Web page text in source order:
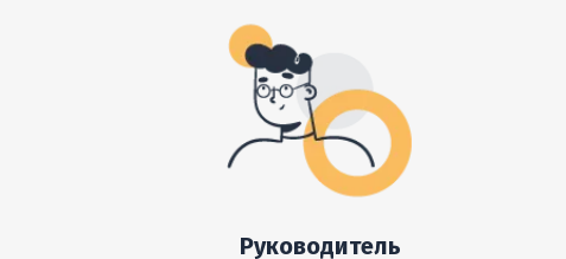
Руководитель